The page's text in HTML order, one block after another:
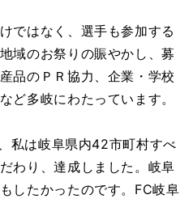
ではなく、選手も参加する
域のお祭りの賑やかし、募
品のＰＲ協力、企業・学校
ど多岐にわたっています。
私は岐阜県内42市町村すべ
わり、達成しました。岐阜
したかったのです。FC岐阜